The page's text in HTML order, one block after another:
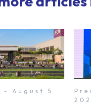
- August 5